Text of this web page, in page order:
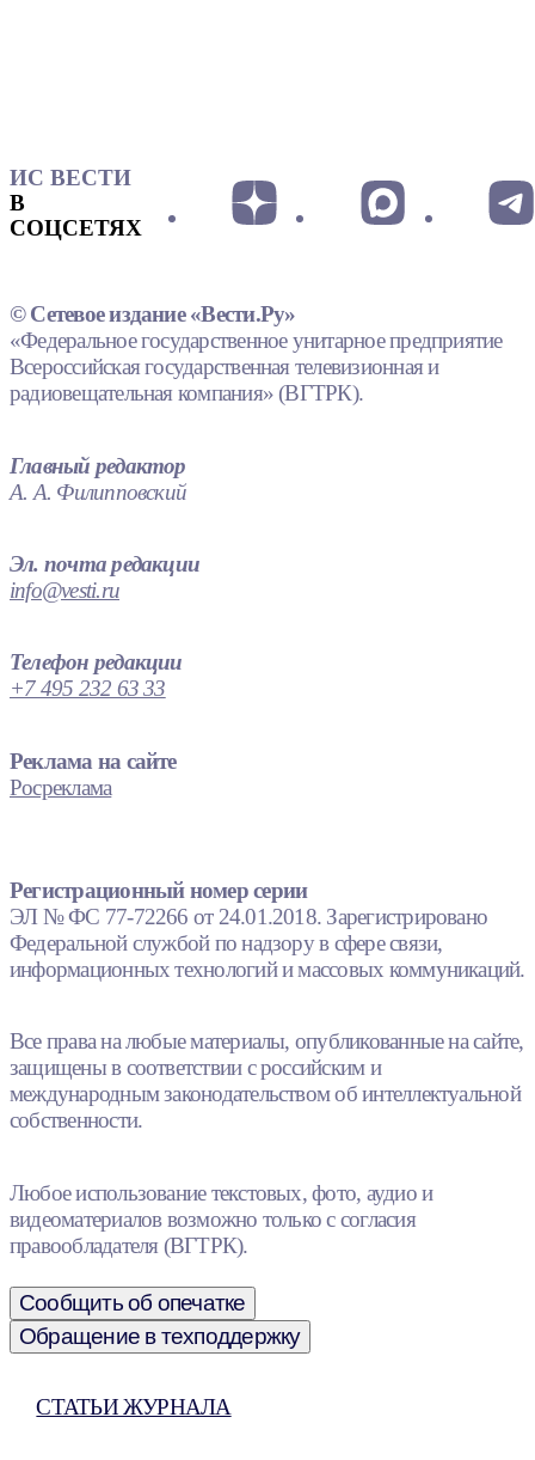
ИС ВЕСТИ
В
СОЦСЕТЯХ
© Сетевое издание «Вести.Ру»
«Федеральное государственное унитарное предприятие
Всероссийская государственная телевизионная и
радиовещательная компания» (ВГТРК).
Главный редактор
А. А. Филипповский
Эл. почта редакции
info@vesti.ru
Телефон редакции
+7 495 232 63 33
Реклама на сайте
Росреклама
Регистрационный номер серии
ЭЛ № ФС 77-72266 от 24.01.2018. Зарегистрировано
Федеральной службой по надзору в сфере связи,
информационных технологий и массовых коммуникаций.
Все права на любые материалы, опубликованные на сайте,
защищены в соответствии с российским и
международным законодательством об интеллектуальной
собственности.
Любое использование текстовых, фото, аудио и
видеоматериалов возможно только с согласия
правообладателя (ВГТРК).
Сообщить об опечатке
Обращение в техподдержку
СТАТЬИ ЖУРНАЛА